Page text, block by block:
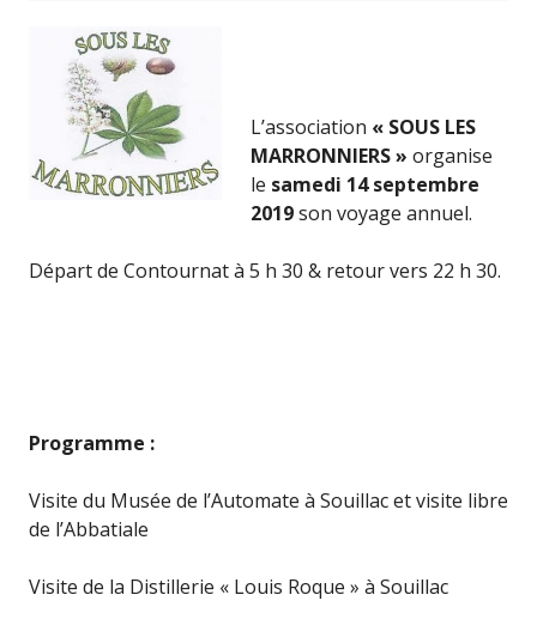
L’association « SOUS LES
MARRONNIERS » organise
le samedi 14 septembre
2019son voyage annuel.
Départ de Contournat à 5 h 30 & retour vers 22 h 30.
Programme :
Visite du Musée de l’Automate à Souillac et visite libre
de l’Abbatiale
Visite de la Distillerie « Louis Roque » à Souillac